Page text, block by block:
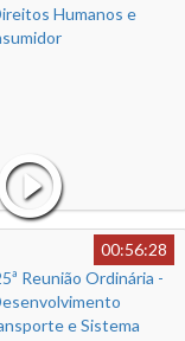
Humanos e
00:56:28
Reunião Ordinária -
e Sistema